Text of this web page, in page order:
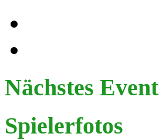
Nächstes Event
Spielerfotos